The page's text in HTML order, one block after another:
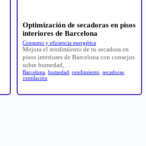
Optimización de secadoras en pisos
interiores de Barcelona
Consumo y eficiencia energética
Mejora el rendimiento de tu secadora en
pisos interiores de Barcelona con consejos
sobre humedad,…
Barcelona humedad rendimiento secadoras
ventilación